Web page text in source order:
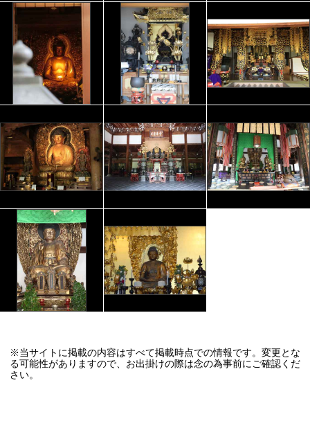
※当サイトに掲載の内容はすべて掲載時点での情報です。変更とな
る可能性がありますので、お出掛けの際は念の為事前にご確認くだ
さい。